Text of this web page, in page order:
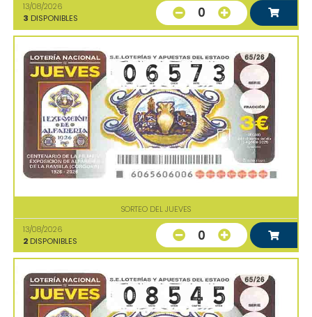
13/08/2026
3 DISPONIBLES 0
SORTEO DEL JUEVES
13/08/2026
2 DISPONIBLES 0